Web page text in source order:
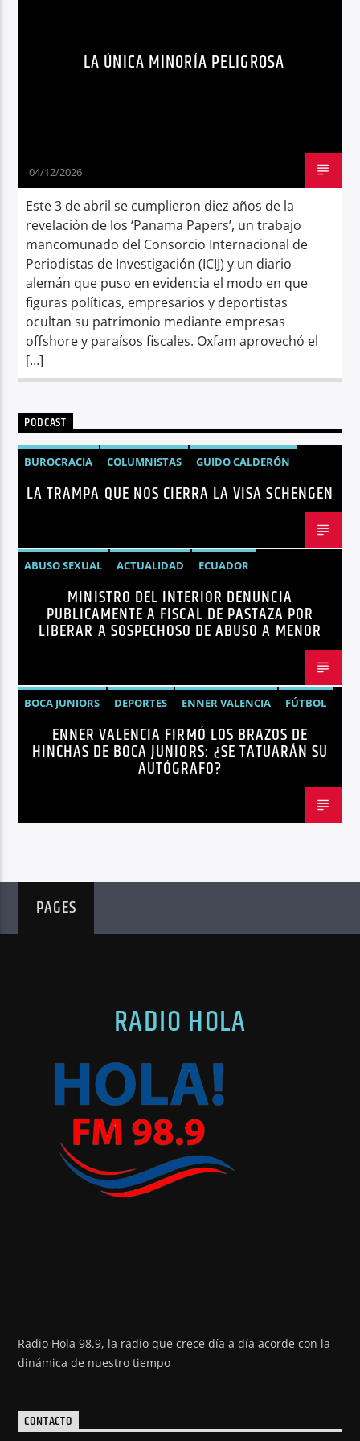
POBLACIÓNLA ÚNICA MINORÍA PELIGROSA
04/12/2026
Este 3 de abril se cumplieron diez años de la
revelación de los ‘Panama Papers’, un trabajo
mancomunado del Consorcio Internacional de
Periodistas de Investigación (ICIJ) y un diario
alemán que puso en evidencia el modo en que
figuras políticas, empresarios y deportistas
ocultan su patrimonio mediante empresas
offshore y paraísos fiscales. Oxfam aprovechó el
[…]
PODCAST
BUROCRACIA COLUMNISTAS
GUIDO CALDERÓN
LIBRE COMERCIO
NOTICIAS
NOTICIAS ECUADOR
LA TRAMPA QUE NOS CIERRA LA VISA SCHENGEN
ABUSO SEXUAL ACTUALIDAD
ECUADOR
JOHN REIMBERG
MINISTRO DEL INTERIOR
NOTICIAS
SEGURIDAD
MINISTRO DEL INTERIOR DENUNCIA
PUBLICAMENTE A FISCAL DE PASTAZA POR
LIBERAR A SOSPECHOSO DE ABUSO A MENOR
BOCA JUNIORS DEPORTES ENNER VALENCIA
FÚTBOL
NOTICIASENNER VALENCIA FIRMÓ LOS BRAZOS DE
HINCHAS DE BOCA JUNIORS: ¿SE TATUARÁN SU
AUTÓGRAFO?
PAGES
RADIO HOLA
Radio Hola 98.9, la radio que crece día a día acorde con la
dinámica de nuestro tiempo
CONTACTO